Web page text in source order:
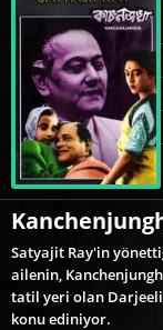
Satyajit Ray'in
ailenin,
tatil yeri olan
konu ediniyor.